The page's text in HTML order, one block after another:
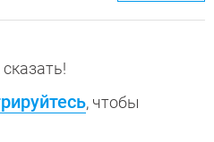
, чтобы